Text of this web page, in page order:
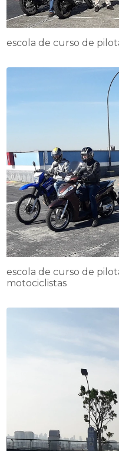
escola de curso de
escola de curso de
motociclistas